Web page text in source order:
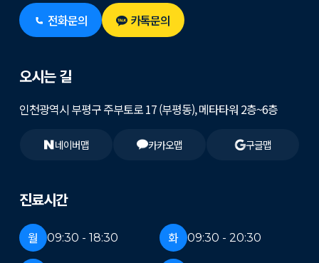
전화문의 카톡문의
진료시간
월 09:30 - 18:30 화 09:30 - 20:30
오시는 길
인천광역시 부평구 주부토로 17 (부평동), 메타타워 2층~6층
네이버맵 카카오맵 구글맵